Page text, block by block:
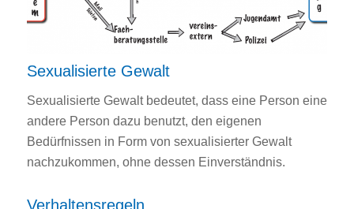
Sexualisierte Gewalt
Sexualisierte Gewalt bedeutet, dass eine Person eine
andere Person dazu benutzt, den eigenen
Bedürfnissen in Form von sexualisierter Gewalt
nachzukommen, ohne dessen Einverständnis.
Verhaltensregeln